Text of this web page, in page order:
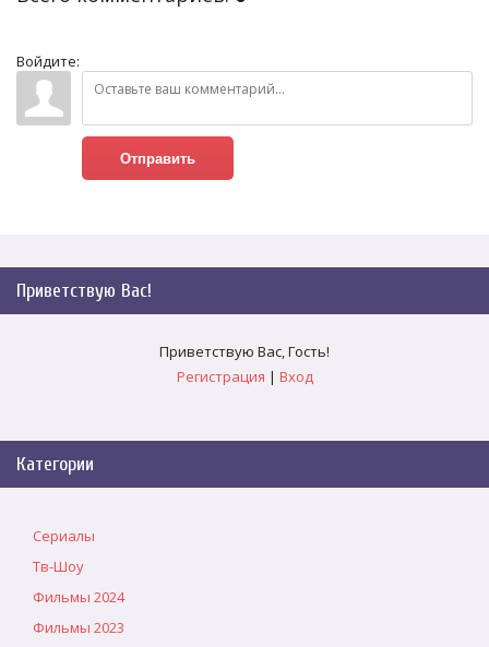
Войдите:
Отправить
Приветствую Вас!
Приветствую Вас,Гость!
Регистрация | Вход
Категории
Сериалы
Тв-Шоу
Фильмы 2024
Фильмы 2023